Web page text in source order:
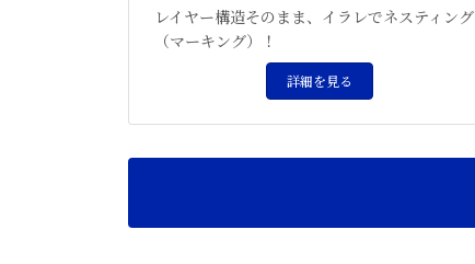
レイヤー構造そのまま、イラレでネスティング
（マーキング）！
詳細を見る